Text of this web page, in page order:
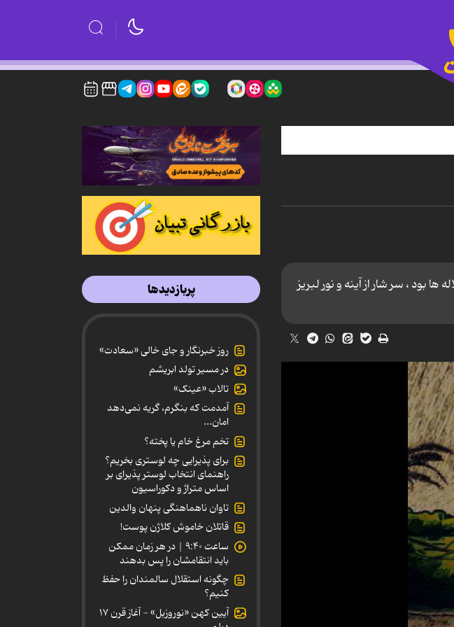
بود ، سر شار از آینه و نور لبریز
پربازدیدها
روز خبرنگار و جای خالی «سعادت»
در مسیر تولد ابریشم
تالاب «عینک»
آمدمت که بنگرم، گریه نمی‌دهد
امان...
تخم مرغ خام یا پخته؟
برای پذیرایی چه لوستری بخریم؟
راهنمای انتخاب لوستر پذیرای بر
اساس متراژ و دکوراسیون
تاوان ناهماهنگی پنهان والدین
قاتلان خاموش کلاژن پوست!
ساعت ۹:۴۰ | در هر زمان ممکن
باید انتقامشان را پس بدهند
چگونه استقلال سالمندان را حفظ
کنیم؟
آیین کهن «نوروزبل» - آغاز قرن ۱۷